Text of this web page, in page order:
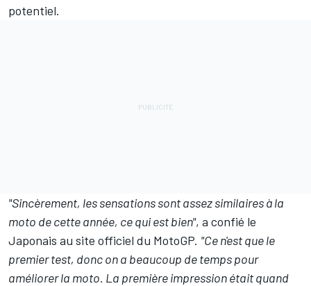
potentiel.
"Sincèrement, les sensations sont assez similaires à la
moto de cette année, ce qui est bien", a confié le
Japonais au site officiel du MotoGP. "Ce n'est que le
premier test, donc on a beaucoup de temps pour
améliorer la moto. La première impression était quand